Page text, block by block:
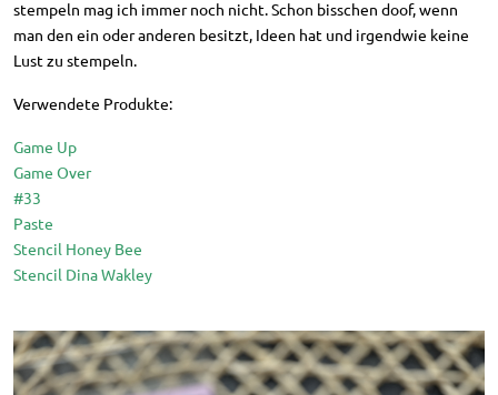
stempeln mag ich immer noch nicht. Schon bisschen doof, wenn
man den ein oder anderen besitzt, Ideen hat und irgendwie keine
Lust zu stempeln.
Verwendete Produkte:
Game Up
Game Over
#33
Paste
Stencil Honey Bee
Stencil Dina Wakley